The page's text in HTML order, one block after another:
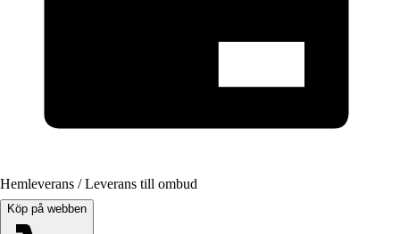
Hemleverans / Leverans till ombud
Köp på webben